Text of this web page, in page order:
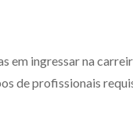
em ingressar na
de profissionais